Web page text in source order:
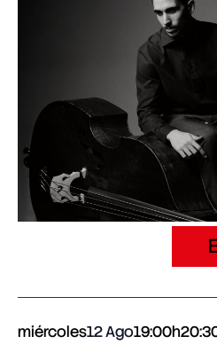
miércoles12 Ago19:00h